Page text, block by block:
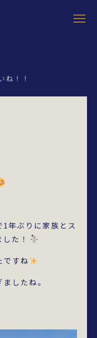
ね！！
年ぶりに家族とス
た！
ですね
したね。